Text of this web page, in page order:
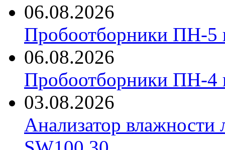
06.08.2026
Пробоотборники ПН-
06.08.2026
Пробоотборники ПН-
03.08.2026
Анализатор